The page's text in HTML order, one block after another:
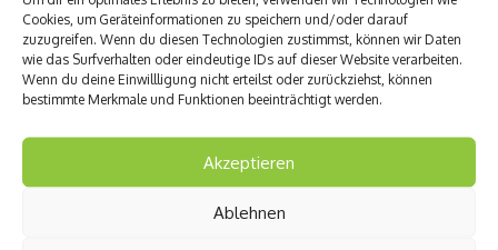
Cookies, um Geräteinformationen zu speichern und/oder darauf
zuzugreifen. Wenn du diesen Technologien zustimmst, können wir Daten
wie das Surfverhalten oder eindeutige IDs auf dieser Website verarbeiten.
Wenn du deine Einwillligung nicht erteilst oder zurückziehst, können
bestimmte Merkmale und Funktionen beeinträchtigt werden.
Akzeptieren
Ablehnen
dem 40. und 60. Lebensjahr den ersten Herzinfarkt.
Sofern mindestens ein Elternteil bereits einen
Herzinfarkt erlitten hat, sollte man bei einem Arzt sich
auf den entsprechenden Gendefekt untersuchen lassen.
Übergewicht, Diabetes mellitus, Störungen in der
Funktion der Schilddrüsen oder des Gallenflusses,
Nierenfunktionsstörungen oder bestimmte